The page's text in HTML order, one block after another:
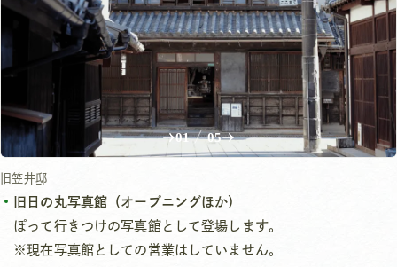
01 / 05
旧笠井邸
旧日の丸写真館（オープニングほか）
ぽって行きつけの写真館として登場します。
※現在写真館としての営業はしていません。